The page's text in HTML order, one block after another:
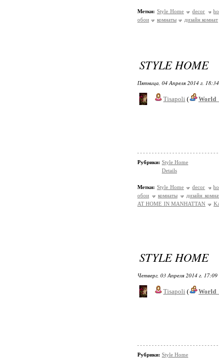
Метки: Style Home decor
обои
комнаты дизайн комнат
STYLE HOME
Пятница, 04 Апреля 2014 г.
Tisapoli (
Рубрики: Style Home
Details
Метки: Style Home decor
обои
комнаты
дизайн
AT HOME IN MANHATTAN
STYLE HOME
Четверг, 03 Апреля 2014 г. 17:09
Tisapoli (
Рубрики: Style Home